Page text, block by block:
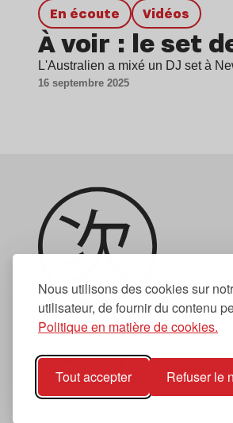
Nous utilisons des cookies sur
utilisateur, de fournir du contenu
Politique en matière de cookies.
Tout accepter Refuser le
en écoute Vidéos
À voir : le set
L'Australien a mixé un DJ set à
16 septembre 2025
Newsletter